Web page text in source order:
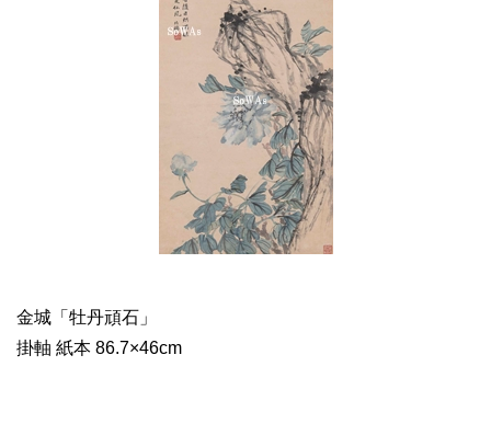
金城「牡丹頑石」
掛軸 紙本 86.7×46cm